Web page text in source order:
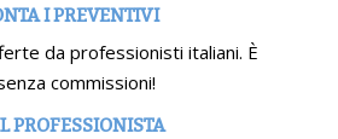
I PREVENTIVI
da professionisti italiani. È
commissioni!
PROFESSIONISTA